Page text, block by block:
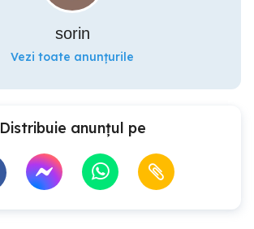
sorin
Vezi toate anunțurile
Distribuie anunțul pe